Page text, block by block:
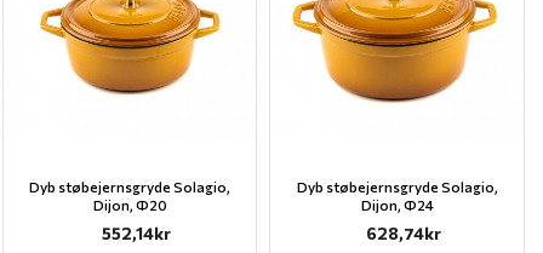
Dyb støbejernsgryde Solagio,
Dijon, Ф20
552,14kr
Dyb støbejernsgryde Solagio,
Dijon, Ф24
628,74kr